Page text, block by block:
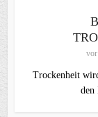
Trockenheit
den